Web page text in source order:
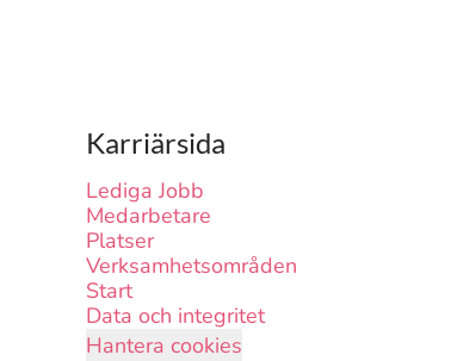
Karriärsida
Lediga Jobb
Medarbetare
Platser
Verksamhetsområden
Start
Data och integritet
Hantera cookies